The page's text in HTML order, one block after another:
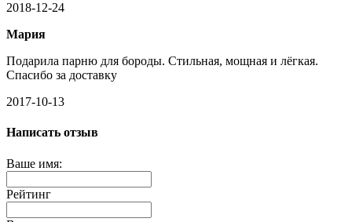
2018-12-24
Мария
Подарила парню для бороды. Стильная, мощная и лёгкая.
Спасибо за доставку
2017-10-13
Написать отзыв
Ваше имя:
Рейтинг